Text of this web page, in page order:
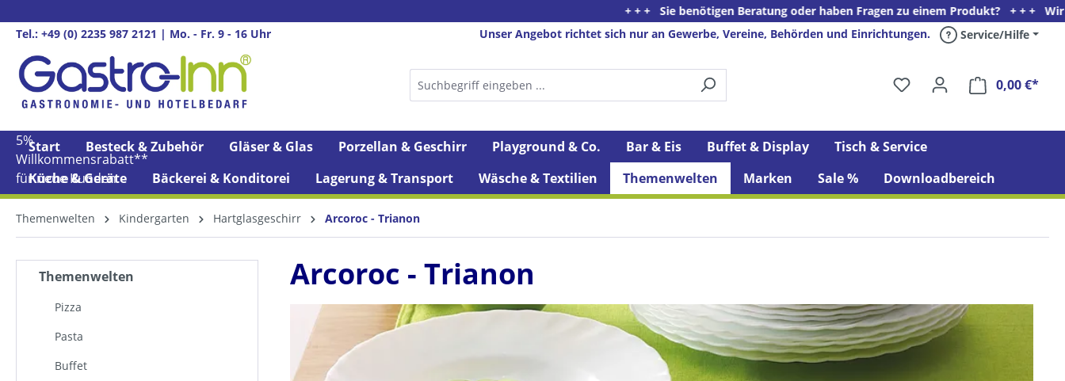
Zur Hauptnavigation springen
+ + + Sie benötigen Beratung oder haben Fragen zu einem Produkt? + + + Wir freuen uns
Tel.: +49 (0) 2235 987 2121 | Mo. - Fr. 9 - 16 Uhr
Unser Angebot richtet sich nur an Gewerbe, Vereine, Behörden und Einrichtungen. Service/Hilfe
0,00 €*
5%
Willkommens­rabatt**
für neue Kunden
Start Besteck & Zubehör Gläser & Glas Porzellan & Geschirr Playground & Co. Bar & Eis Buffet & Display
Tisch & Service
Küche & Geräte
Bäckerei & Konditorei Lagerung & Transport Wäsche & Textilien Themenwelten Marken Sale % Downloadbereich
Themenwelten Kindergarten Hartglasgeschirr Arcoroc - Trianon
Themenwelten
Pizza
Pasta
Buffet
Arcoroc - Trianon